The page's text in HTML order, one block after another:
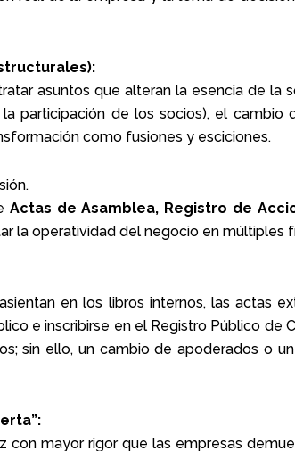
asuntos que alteran la esencia de la
participación de los socios), el cambio
como fusiones y esciciones.
Actas de Asamblea, Registro de
la operatividad del negocio en múltiples
en los libros internos, las actas
e inscribirse en el Registro Público de
sin ello, un cambio de apoderados o
con mayor rigor que las empresas